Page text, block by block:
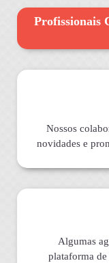
Profissionais
Nossos
novidades e
Algumas
plataforma